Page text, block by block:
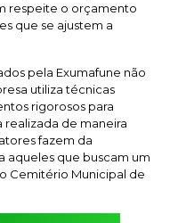
respeite o orçamento
que se ajustem a
pela Exumafune não
utiliza técnicas
rigorosos para
realizada de maneira
fazem da
aqueles que buscam um
Cemitério Municipal de